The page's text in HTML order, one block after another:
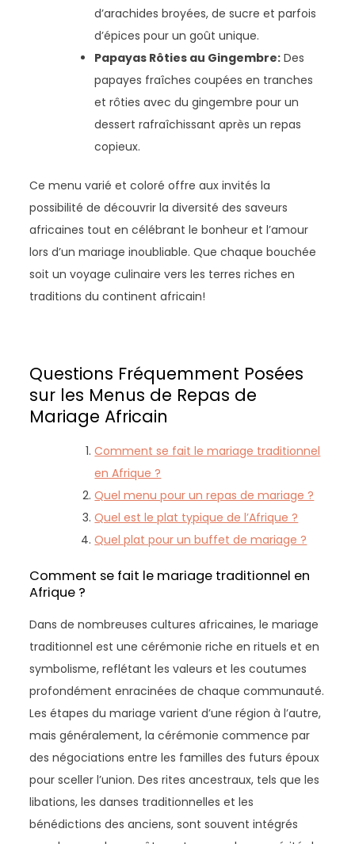
d’arachides broyées, de sucre et parfois
d’épices pour un goût unique.
Papayas Rôties au Gingembre: Des
papayes fraîches coupées en tranches
et rôties avec du gingembre pour un
dessert rafraîchissant après un repas
copieux.
Ce menu varié et coloré offre aux invités la
possibilité de découvrir la diversité des saveurs
africaines tout en célébrant le bonheur et l’amour
lors d’un mariage inoubliable. Que chaque bouchée
soit un voyage culinaire vers les terres riches en
traditions du continent africain!
Questions Fréquemment Posées
sur les Menus de Repas de
Mariage Africain
Comment se fait le mariage traditionnel
en Afrique ?
Quel menu pour un repas de mariage ?
Quel est le plat typique de l’Afrique ?
Quel plat pour un buffet de mariage ?
Comment se fait le mariage traditionnel en
Afrique ?
Dans de nombreuses cultures africaines, le mariage
traditionnel est une cérémonie riche en rituels et en
symbolisme, reflétant les valeurs et les coutumes
profondément enracinées de chaque communauté.
Les étapes du mariage varient d’une région à l’autre,
mais généralement, la cérémonie commence par
des négociations entre les familles des futurs époux
pour sceller l’union. Des rites ancestraux, tels que les
libations, les danses traditionnelles et les
bénédictions des anciens, sont souvent intégrés